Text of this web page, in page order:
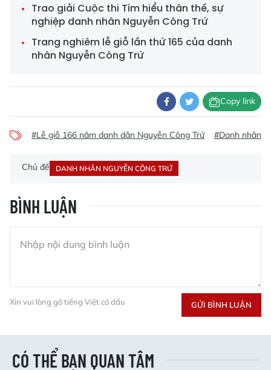
Trao giải Cuộc thi Tìm hiểu thân thế, sự
nghiệp danh nhân Nguyễn Công Trứ
Trang nghiêm lễ giỗ lần thứ 165 của danh
nhân Nguyễn Công Trứ
Copy link
#Lễ giỗ 166 năm danh dân Nguyễn Công Trứ #Danh nhân
Chủ đề DANH NHÂN NGUYỄN CÔNG TRỨ
BÌNH LUẬN
Xin vui lòng gõ tiếng Việt có dấu GỬI BÌNH LUẬN
CÓ THỂ BẠN QUAN TÂM